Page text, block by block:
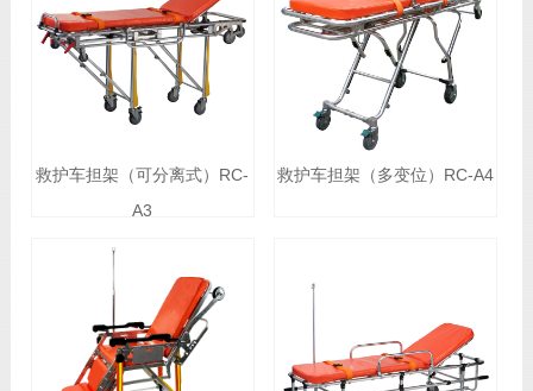
救护车担架（可分离式）RC-
A3
救护车担架（多变位）RC-A4